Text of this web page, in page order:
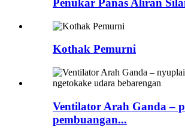
Penukar Panas Aliran
Kothak Pemurni
Ventilator Arah Ganda –
pembuangan...